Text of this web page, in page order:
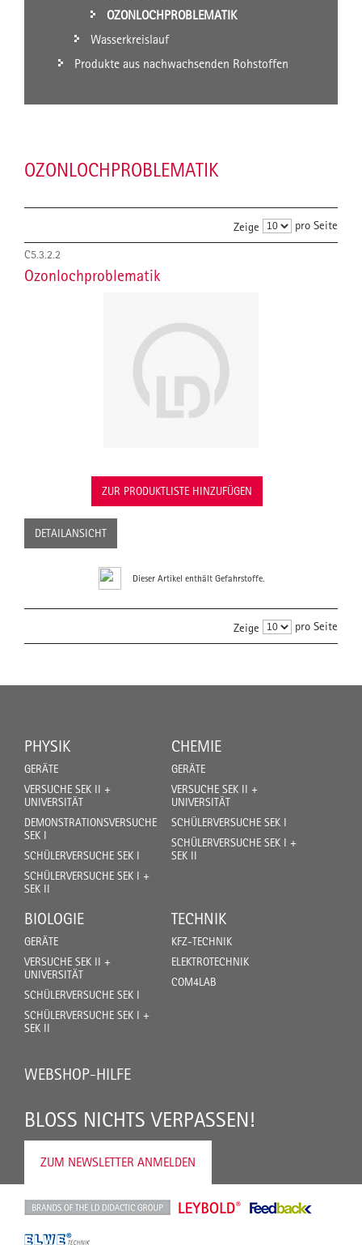
OZONLOCHPROBLEMATIK
Wasserkreislauf
Produkte aus nachwachsenden Rohstoffen
OZONLOCHPROBLEMATIK
Zeige pro Seite
C5.3.2.2
Ozonlochproblematik
ZUR PRODUKTLISTE HINZUFÜGEN
DETAILANSICHT
Dieser Artikel enthält Gefahrstoffe.
Zeige pro Seite
PHYSIK
GERÄTE
VERSUCHE SEK II +
UNIVERSITÄT
DEMONSTRATIONSVERSUCHE
SEK I
SCHÜLERVERSUCHE SEK I
SCHÜLERVERSUCHE SEK I +
SEK II
CHEMIE
GERÄTE
VERSUCHE SEK II +
UNIVERSITÄT
SCHÜLERVERSUCHE SEK I
SCHÜLERVERSUCHE SEK I +
SEK II
BIOLOGIE
GERÄTE
VERSUCHE SEK II +
UNIVERSITÄT
SCHÜLERVERSUCHE SEK I
SCHÜLERVERSUCHE SEK I +
SEK II
TECHNIK
KFZ-TECHNIK
ELEKTROTECHNIK
COM4LAB
WEBSHOP-HILFE
BLOSS NICHTS VERPASSEN!
ZUM NEWSLETTER ANMELDEN